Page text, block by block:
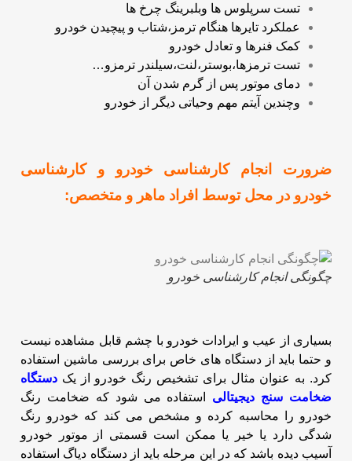
تست سرپلوس ها وبلبرینگ چرخ ها
عملکرد تایرها هنگام ترمز،شتاب و پیچیدن خودرو
کمک فنرها و تعادل خودرو
تست ترمزها،بوستر،لنت،سیلندر ترمزو…
دمای موتور پس از گرم شدن آن
وچندین آیتم مهم وحیاتی دیگر از خودرو
ضرورت انجام کارشناسی خودرو و کارشناسی
خودرو در محل توسط افراد ماهر و متخصص:
چگونگی انجام کارشناسی خودرو
بسیاری از عیب و ایرادات خودرو با چشم قابل مشاهده نیست
و حتما باید از دستگاه های خاص برای بررسی ماشین استفاده
کرد. به عنوان مثال برای تشخیص رنگ خودرو از یک دستگاه
ضخامت سنج دیجیتالی
استفاده می شود که ضخامت رنگ
خودرو را محاسبه کرده و مشخص می کند که خودرو رنگ
شدگی دارد یا خیر یا ممکن است قسمتی از موتور خودرو
آسیب دیده باشد که در این مرحله باید از دستگاه دیاگ استفاده